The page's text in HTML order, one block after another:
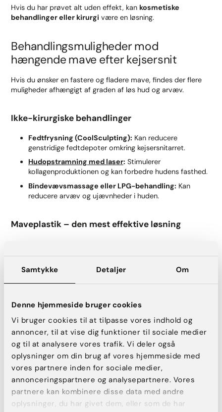
Samtykke Detaljer Om
Denne hjemmeside bruger cookies
Vi bruger cookies til at tilpasse vores indhold og
annoncer, til at vise dig funktioner til sociale medier
og til at analysere vores trafik. Vi deler også
oplysninger om din brug af vores hjemmeside med
vores partnere inden for sociale medier,
annonceringspartnere og analysepartnere. Vores
partnere kan kombinere disse data med andre
oplysninger, du har givet dem, eller som de har
Hvis du har prøvet alt uden effekt, kan kosmetiske
behandlinger eller kirurgi være en løsning.
Behandlingsmuligheder mod
hængende mave efter kejsersnit
Hvis du ønsker en fastere og fladere mave, findes der flere
muligheder afhængigt af graden af løs hud og arvæv.
Ikke-kirurgiske behandlinger
Fedtfrysning (CoolSculpting): Kan reducere
genstridige fedtdepoter omkring kejsersnitarret.
Hudopstramning med laser: Stimulerer
kollagenproduktionen og kan forbedre hudens fasthed.
Bindevævsmassage eller LPG-behandling: Kan
reducere arvæv og ujævnheder i huden.
Maveplastik – den mest effektive løsning
en kirurgisk maveplastik være den eneste varige løsning.
Hvordan foregår en maveplastik?
Overskydende hud fjernes, så maven bliver stram og
glat.
Mavemusklerne sys sammen
, hvis de er blevet
adskilt under graviditeten.
Fedtpuder omkring arret fjernes , hvis der tilkøbes en
fedtsugning, så maven bliver mere harmonisk.
Arret placeres lavt
, så det skjules i trussekanten.
Operationen giver et markant løft af maven, og
helingsperioden er typisk 4-6 uger.